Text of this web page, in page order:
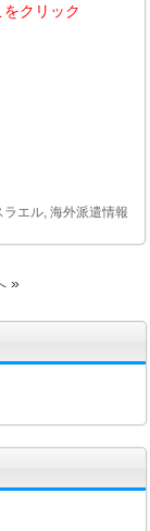
クリック
ラエル, 海外派遣情報
»